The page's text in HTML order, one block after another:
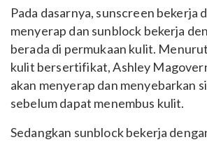
Pada dasarnya, sunscreen bekerja
menyerap dan sunblock bekerja
berada di permukaan kulit.
kulit bersertifikat, Ashley
akan menyerap dan menyebarkan
sebelum dapat menembus kulit.
Sedangkan sunblock bekerja